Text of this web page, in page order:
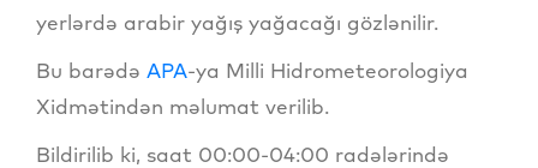
yerlərdə arabir yağış yağacağı gözlənilir.
Bu barədə APA-ya Milli Hidrometeorologiya
Xidmətindən məlumat verilib.
Bildirilib ki, saat 00:00-04:00 radələrində